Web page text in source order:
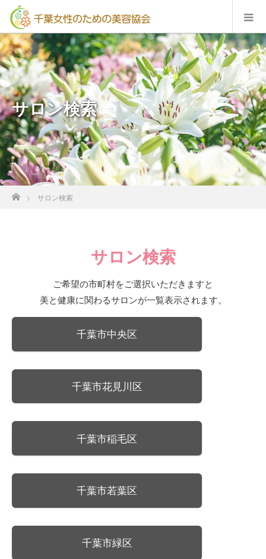
サロン検索
ホーム
サロン検索
サロン検索
ご希望の市町村をご選択いただきますと
美と健康に関わるサロンが一覧表示されます。
千葉市中央区
千葉市花見川区
千葉市稲毛区
千葉市若葉区
千葉市緑区